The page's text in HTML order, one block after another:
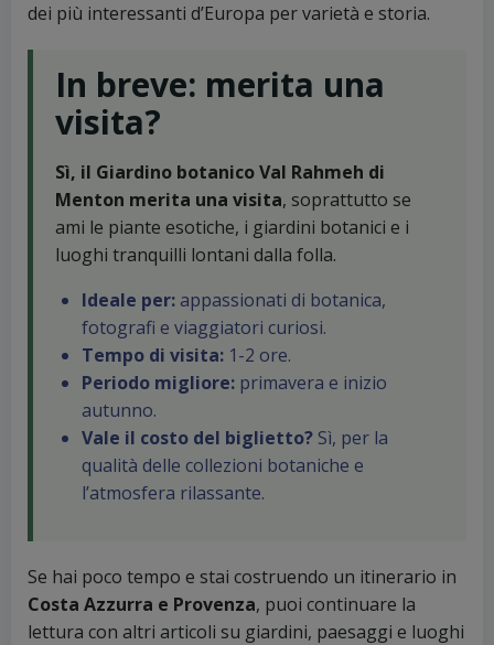
dei più interessanti d’Europa per varietà e storia.
In breve: merita una
visita?
Sì, il Giardino botanico Val Rahmeh di
Menton merita una visita, soprattutto se
ami le piante esotiche, i giardini botanici e i
luoghi tranquilli lontani dalla folla.
Ideale per: appassionati di botanica,
fotografi e viaggiatori curiosi.
Tempo di visita: 1-2 ore.
Periodo migliore: primavera e inizio
autunno.
Vale il costo del biglietto? Sì, per la
qualità delle collezioni botaniche e
l’atmosfera rilassante.
Se hai poco tempo e stai costruendo un itinerario in
Costa Azzurra e Provenza, puoi continuare la
lettura con altri articoli su giardini, paesaggi e luoghi